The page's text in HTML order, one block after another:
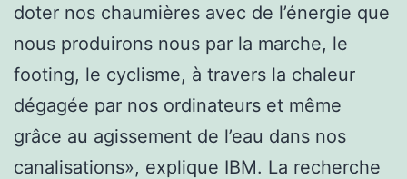
doter nos chaumières avec de l’énergie que
nous produirons nous par la marche, le
footing, le cyclisme, à travers la chaleur
dégagée par nos ordinateurs et même
grâce au agissement de l’eau dans nos
canalisations», explique IBM. La recherche